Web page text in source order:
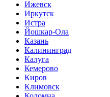
Ижевск
Иркутск
Истра
Йошкар-Ола
Казань
Калининград
Калуга
Кемерово
Киров
Климовск